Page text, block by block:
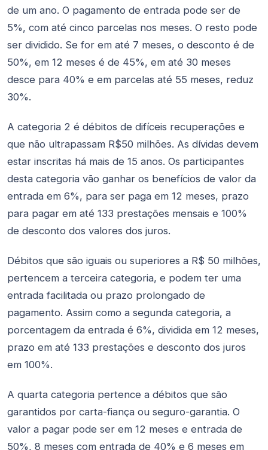
de um ano. O pagamento de entrada pode ser de
5%, com até cinco parcelas nos meses. O resto pode
ser dividido. Se for em até 7 meses, o desconto é de
50%, em 12 meses é de 45%, em até 30 meses
desce para 40% e em parcelas até 55 meses, reduz
30%.
A categoria 2 é débitos de difíceis recuperações e
que não ultrapassam R$50 milhões. As dívidas devem
estar inscritas há mais de 15 anos. Os participantes
desta categoria vão ganhar os benefícios de valor da
entrada em 6%, para ser paga em 12 meses, prazo
para pagar em até 133 prestações mensais e 100%
de desconto dos valores dos juros.
Débitos que são iguais ou superiores a R$ 50 milhões,
pertencem a terceira categoria, e podem ter uma
entrada facilitada ou prazo prolongado de
pagamento. Assim como a segunda categoria, a
porcentagem da entrada é 6%, dividida em 12 meses,
prazo em até 133 prestações e desconto dos juros
em 100%.
A quarta categoria pertence a débitos que são
garantidos por carta-fiança ou seguro-garantia. O
valor a pagar pode ser em 12 meses e entrada de
50%, 8 meses com entrada de 40% e 6 meses em